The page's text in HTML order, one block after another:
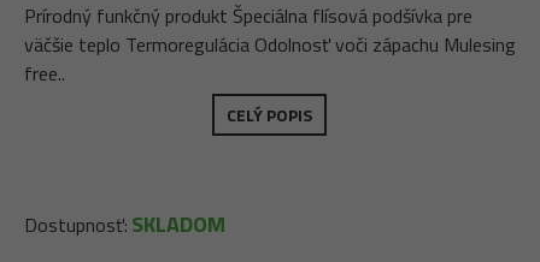
Prírodný funkčný produkt Špeciálna flísová podšívka pre
väčšie teplo Termoregulácia Odolnosť voči zápachu Mulesing
free..
CELÝ POPIS
Dostupnosť: SKLADOM